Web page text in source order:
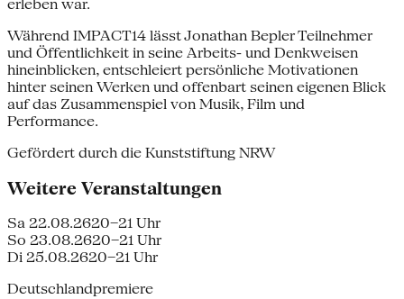
erleben war.
Während IMPACT14 lässt Jonathan Bepler Teilnehmer
und Öffentlichkeit in seine Arbeits- und Denkweisen
hineinblicken, entschleiert persönliche Motivationen
hinter seinen Werken und offenbart seinen eigenen Blick
auf das Zusammenspiel von Musik, Film und
Performance.
Gefördert durch die Kunststiftung NRW
Weitere Veranstaltungen
Sa 22.08.2620–21 Uhr
So 23.08.2620–21 Uhr
Di 25.08.2620–21 Uhr
Deutschlandpremiere